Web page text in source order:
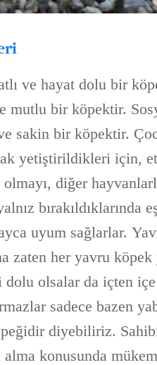
ve hayat dolu bir
mutlu bir köpektir.
sakin bir köpektir.
yetiştirildikleri için,
diğer
bırakıldıklarında
uyum sağlarlar.
zaten her yavru köpek
olsalar da içten içe
sadece bazen
diyebiliriz.
konusunda